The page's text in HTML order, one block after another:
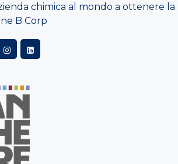
chimica al mondo a ottenere la
B Corp